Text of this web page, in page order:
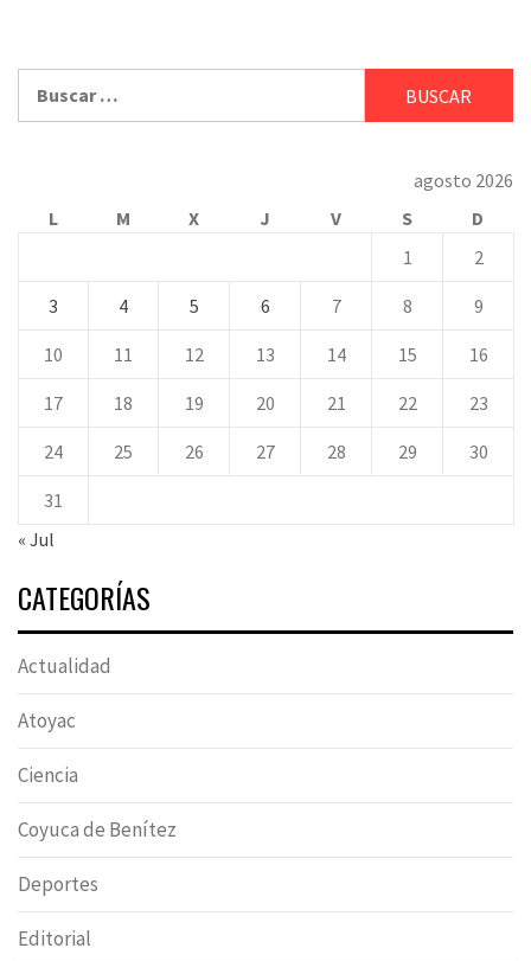
agosto 2026
L
M X J V S
D
1
2
3 4 5 6 7 8 9
10 11 12 13 14 15 16
17 18 19 20 21 22 23
24 25 26 27 28 29 30
31
« Jul
CATEGORÍAS
Actualidad
Atoyac
Ciencia
Coyuca de Benítez
Deportes
Editorial